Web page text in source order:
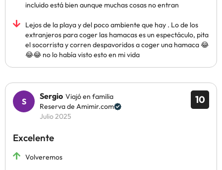
incluido está bien aunque muchas cosas no entran
Lejos de la playa y del poco ambiente que hay . Lo de los
extranjeros para coger las hamacas es un espectáculo, pita
el socorrista y corren despavoridos a coger una hamaca 😂
😂😂 no lo había visto esto en mi vida
10
Sergio Viajó en familia
Reserva de Amimir.com
Julio 2025
Excelente
Volveremos